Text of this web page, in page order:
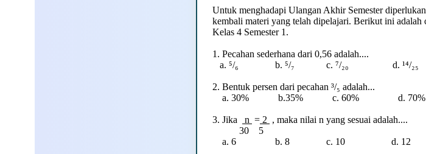
Untuk menghadapi Ulangan Akhir Semester
kembali materi yang telah dipelajari. Berikut ini
Kelas 4 Semester 1.
1. Pecahan sederhana dari 0,56 adalah....
a. ⁵/₆ b. ⁵/₇ c. ⁷/₂₀ d. ¹⁴/₂₅
2. Bentuk persen dari pecahan ³/₅ adalah...
a. 30% b.35% c. 60% d. 70%
3. Jika n = 2 , maka nilai n yang sesuai adalah....
30 5
a. 6 b. 8 c. 10 d. 12